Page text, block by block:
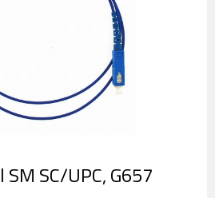
SC/UPC, G657